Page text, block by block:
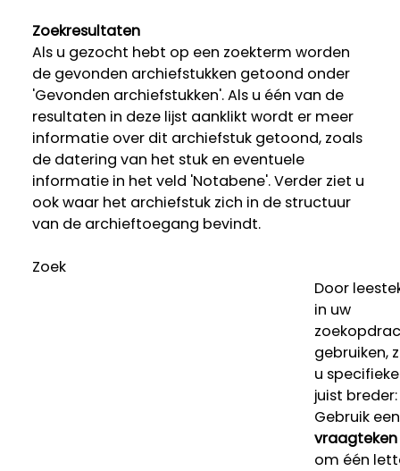
Zoekresultaten
Als u gezocht hebt op een zoekterm worden
de gevonden archiefstukken getoond onder
'Gevonden archiefstukken'. Als u één van de
resultaten in deze lijst aanklikt wordt er meer
informatie over dit archiefstuk getoond, zoals
de datering van het stuk en eventuele
informatie in het veld 'Notabene'. Verder ziet u
ook waar het archiefstuk zich in de structuur
van de archieftoegang bevindt.
Zoek
Door
in uw
gebruiken,
u
juist breder:
Gebruik een
om één